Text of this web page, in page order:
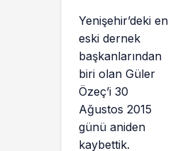
Yenişehir’deki en
eski dernek
başkanlarından
biri olan Güler
Özeç’i 30
Ağustos 2015
günü aniden
kaybettik.